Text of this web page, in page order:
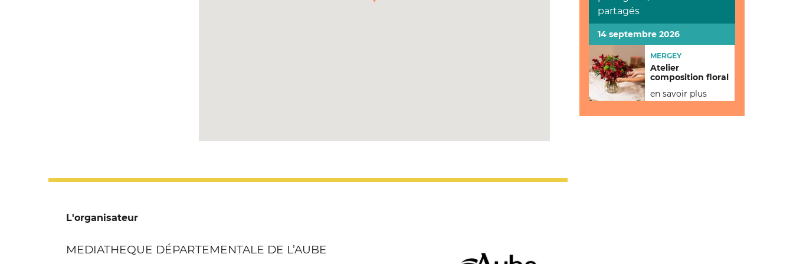
L'organisateur
MEDIATHEQUE DÉPARTEMENTALE DE L’AUBE
partagés
14 septembre 2026
MERGEY
Atelier
composition floral
en savoir plus